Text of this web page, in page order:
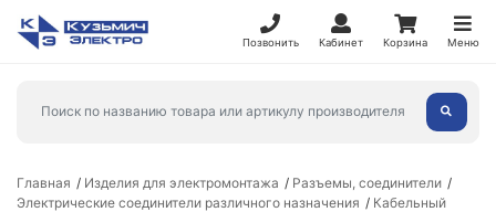
Позвонить Кабинет Корзина Меню
Главная Изделия для электромонтажа
Разъемы, соединители
Электрические соединители различного назначения
Кабельный